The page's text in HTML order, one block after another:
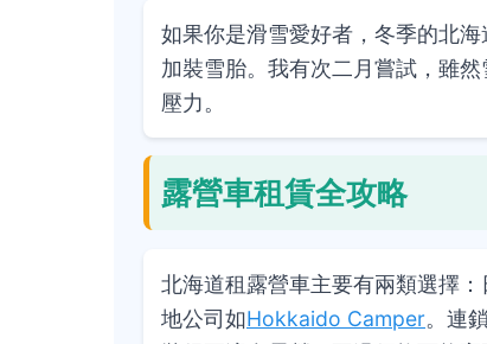
如果你是滑雪愛好者，冬季的北
加裝雪胎。我有次二月嘗試，雖
壓力。
露營車租賃全攻略
北海道租露營車主要有兩類選擇
地公司如Hokkaido Camper。連